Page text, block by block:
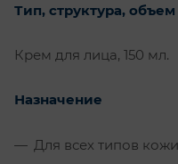
Тип, структура, объем
Крем для лица, 150 мл.
Назначение
Для всех типов кожи